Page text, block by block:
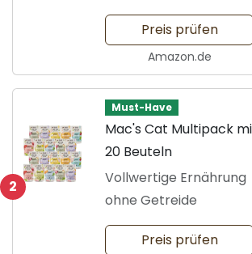
Preis prüfen
Amazon.de
2
Must-Have
Mac's Cat Multipack
20 Beuteln
Vollwertige Ernährung
ohne Getreide
Preis prüfen